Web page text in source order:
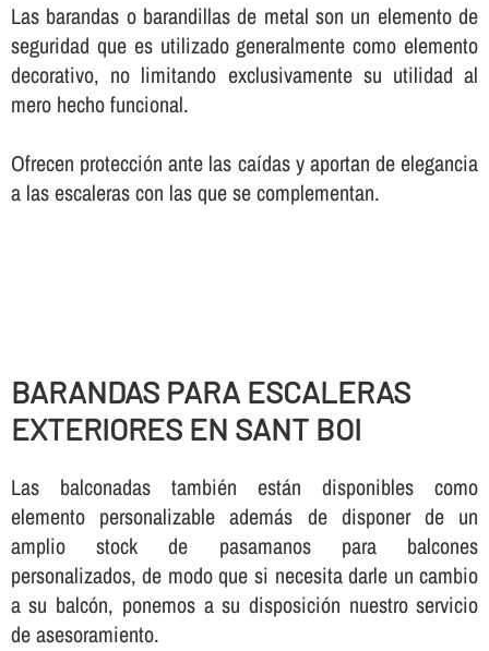
Las barandas o barandillas de metal son un elemento de
seguridad que es utilizado generalmente como elemento
decorativo, no limitando exclusivamente su utilidad al
mero hecho funcional.
Ofrecen protección ante las caí­das y aportan de elegancia
a las escaleras con las que se complementan.
BARANDAS PARA ESCALERAS
EXTERIORES EN SANT BOI
Las balconadas también están disponibles como
elemento personalizable además de disponer de un
amplio stock de pasamanos para balcones
personalizados, de modo que si necesita darle un cambio
a su balcón, ponemos a su disposición nuestro servicio
de asesoramiento.